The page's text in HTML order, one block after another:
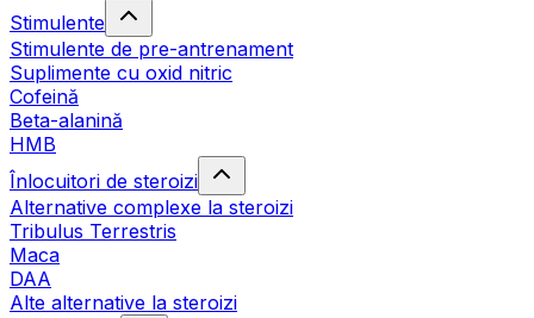
Stimulente
Stimulente de pre-antrenament
Suplimente cu oxid nitric
Cofeină
Beta-alanină
HMB
Înlocuitori de steroizi
Alternative complexe la steroizi
Tribulus Terrestris
Maca
DAA
Alte alternative la steroizi